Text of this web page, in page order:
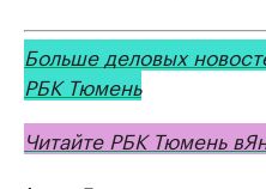
Больше деловых
РБК Тюмень
Читайте РБК Тюмень в